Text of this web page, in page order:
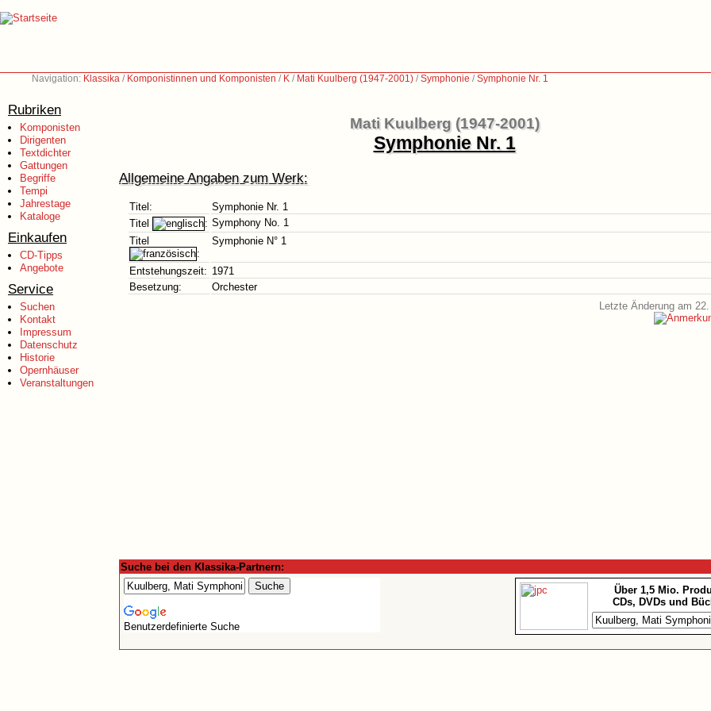
Navigation: Klassika / Komponistinnen und Komponisten / K / Mati Kuulberg (1947-2001) /Symphonie /Symphonie Nr. 1
Rubriken
Komponisten
Dirigenten
Textdichter
Gattungen
Begriffe
Tempi
Jahrestage
Kataloge
Einkaufen
CD-Tipps
Angebote
Service
Suchen
Kontakt
Impressum
Datenschutz
Historie
Opernhäuser
Veranstaltungen
Mati Kuulberg (1947-2001)
Symphonie Nr. 1
Allgemeine Angaben zum Werk:
Titel:
Symphonie Nr. 1
Titel
: Symphony No. 1
Titel
:
Symphonie N° 1
Entstehungszeit: 1971
Besetzung:
Orchester
Letzte Änderung am
Suche bei den Klassika-Partnern:
Benutzerdefinierte Suche
Über 1,5 Mio.
CDs, DVDs und